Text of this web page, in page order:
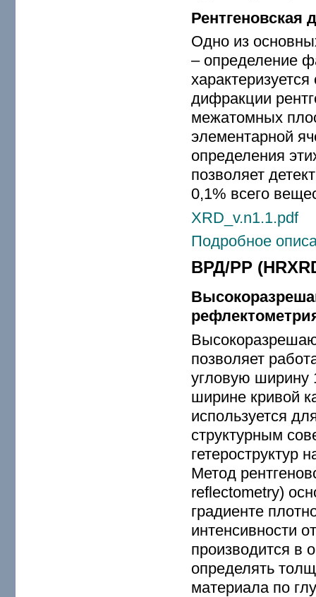
Одно из
– определение
дифракции
межатомных
элементарной
определения
позволяет
0,1% всего
XRD_v.n1.1.pdf
Подробное
ВРД/РР
позволяет
угловую ширину
ширине кривой
используется
структурным
гетероструктур
Метод
reflectometry)
градиенте
интенсивности
производится в
определять
материала по